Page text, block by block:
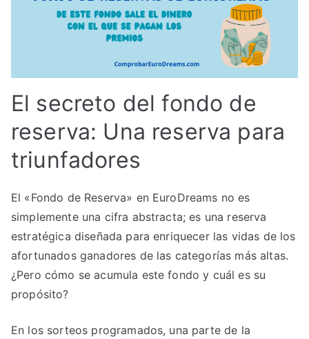
El secreto del fondo de
reserva: Una reserva para
triunfadores
El «Fondo de Reserva» en EuroDreams no es
simplemente una cifra abstracta; es una reserva
estratégica diseñada para enriquecer las vidas de los
afortunados ganadores de las categorías más altas.
¿Pero cómo se acumula este fondo y cuál es su
propósito?
En los sorteos programados, una parte de la